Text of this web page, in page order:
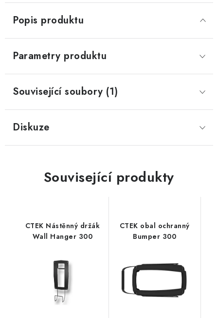
KONTAKTY
OBCHODNÍ PODMÍNKY
Prodejna JESENICE Prodejna PRAHA
Prodejna BRNO
Prodejna NEHVIZDY
KONTAKTY
ZPĚTNÝ ODBĚR ELEKTROZAŘÍZENÍ, BATERIÍ A
AKUMULÁTORŮ
Popis produktu
Parametry produktu
Související soubory (1)
Diskuze
Související produkty
CTEK Nástěnný držák
Wall Hanger 300
CTEK obal ochranný
Bumper 300